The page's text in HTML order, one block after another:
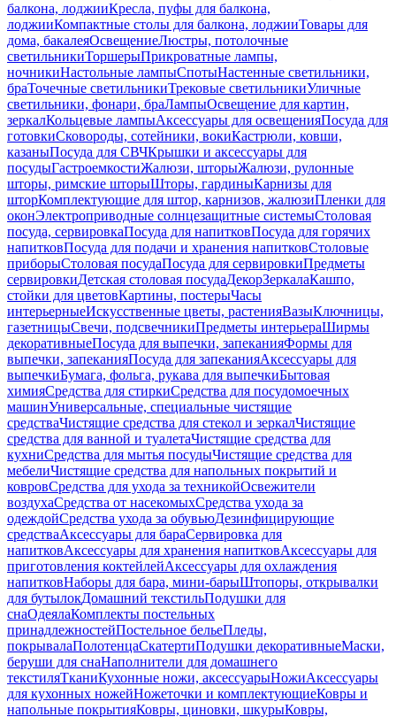
балкона, лоджииКресла, пуфы для балкона,
лоджииКомпактные столы для балкона, лоджииТовары для
дома, бакалеяОсвещениеЛюстры, потолочные
светильникиТоршерыПрикроватные лампы,
ночникиНастольные лампыСпотыНастенные светильники,
браТочечные светильникиТрековые светильникиУличные
светильники, фонари, браЛампыОсвещение для картин,
зеркалКольцевые лампыАксессуары для освещенияПосуда для
готовкиСковороды, сотейники, вокиКастрюли, ковши,
казаныПосуда для СВЧКрышки и аксессуары для
посудыГастроемкостиЖалюзи, шторыЖалюзи, рулонные
шторы, римские шторыШторы, гардиныКарнизы для
шторКомплектующие для штор, карнизов, жалюзиПленки для
оконЭлектроприводные солнцезащитные системыСтоловая
посуда, сервировкаПосуда для напитковПосуда для горячих
напитковПосуда для подачи и хранения напитковСтоловые
приборыСтоловая посудаПосуда для сервировкиПредметы
сервировкиДетская столовая посудаДекорЗеркалаКашпо,
стойки для цветовКартины, постерыЧасы
интерьерныеИскусственные цветы, растенияВазыКлючницы,
газетницыСвечи, подсвечникиПредметы интерьераШирмы
декоративныеПосуда для выпечки, запеканияФормы для
выпечки, запеканияПосуда для запеканияАксессуары для
выпечкиБумага, фольга, рукава для выпечкиБытовая
химияСредства для стиркиСредства для посудомоечных
машинУниверсальные, специальные чистящие
средстваЧистящие средства для стекол и зеркалЧистящие
средства для ванной и туалетаЧистящие средства для
кухниСредства для мытья посудыЧистящие средства для
мебелиЧистящие средства для напольных покрытий и
ковровСредства для ухода за техникойОсвежители
воздухаСредства от насекомыхСредства ухода за
одеждойСредства ухода за обувьюДезинфицирующие
средстваАксессуары для бараСервировка для
напитковАксессуары для хранения напитковАксессуары для
приготовления коктейлейАксессуары для охлаждения
напитковНаборы для бара, мини-барыШтопоры, открывалки
для бутылокДомашний текстильПодушки для
снаОдеялаКомплекты постельных
принадлежностейПостельное бельеПледы,
покрывалаПолотенцаСкатертиПодушки декоративныеМаски,
беруши для снаНаполнители для домашнего
текстиляТканиКухонные ножи, аксессуарыНожиАксессуары
для кухонных ножейНожеточки и комплектующиеКовры и
напольные покрытияКовры, циновки, шкурыКовры,